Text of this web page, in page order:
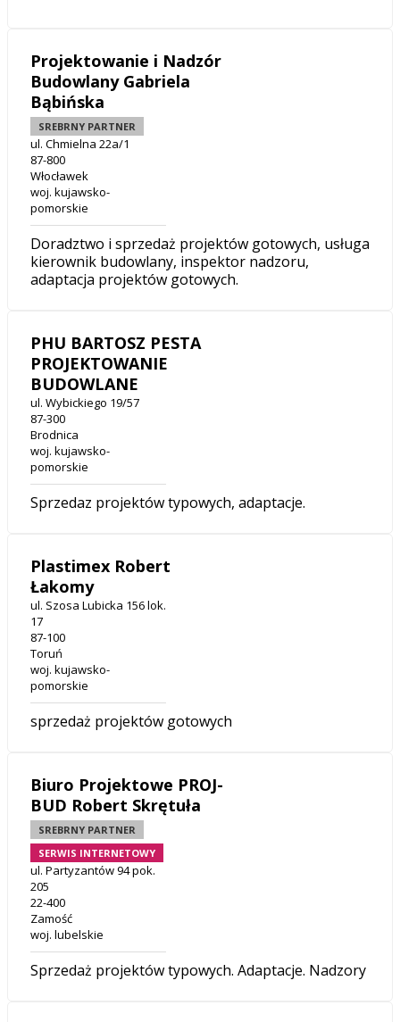
Projektowanie i Nadzór
Budowlany Gabriela
Bąbińska
SREBRNY PARTNER
ul. Chmielna 22a/1
87-800
Włocławek
woj. kujawsko-
pomorskie
Doradztwo i sprzedaż projektów gotowych, usługa
kierownik budowlany, inspektor nadzoru,
adaptacja projektów gotowych.
PHU BARTOSZ PESTA
PROJEKTOWANIE
BUDOWLANE
ul. Wybickiego 19/57
87-300
Brodnica
woj. kujawsko-
pomorskie
Sprzedaz projektów typowych, adaptacje.
Plastimex Robert
Łakomy
ul. Szosa Lubicka 156 lok.
17
87-100
Toruń
woj. kujawsko-
pomorskie
sprzedaż projektów gotowych
Biuro Projektowe PROJ-
BUD Robert Skrętuła
SREBRNY PARTNER
SERWIS INTERNETOWY
ul. Partyzantów 94 pok.
205
22-400
Zamość
woj. lubelskie
Sprzedaż projektów typowych. Adaptacje. Nadzory